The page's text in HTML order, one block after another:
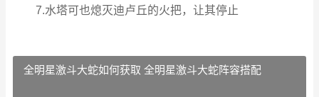
7.水塔可也熄灭迪卢丘的火把，让其停止
全明星激斗大蛇如何获取 全明星激斗大蛇阵容搭配